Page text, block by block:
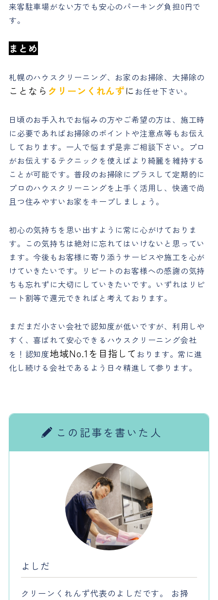
来客駐車場がない方でも安心のパーキング負担0円で
す。
まとめ
札幌のハウスクリーニング、お家のお掃除、大掃除の
ことなら クリーンくれんずに お任せ下さい。
日頃のお手入れでお悩みの方やご希望の方は、施工時
に必要であればお掃除のポイントや注意点等もお伝え
しております。一人で悩まず是非ご相談下さい。プロ
がお伝えするテクニックを使えばより綺麗を維持する
ことが可能です。普段のお掃除にプラスして定期的に
プロのハウスクリーニングを上手く活用し、快適で尚
且つ住みやすいお家をキープしましょう。
初心の気持ちを思い出すように常に心がけておりま
す。この気持ちは絶対に忘れてはいけないと思ってい
ます。今後もお客様に寄り添うサービスや施工を心が
けていきたいです。リピートのお客様への感謝の気持
ちも忘れずに大切にしていきたいです。いずれはリピ
ート割等で還元できればと考えております。
まだまだ小さい会社で認知度が低いですが、利用しや
すく、喜ばれて安心できるハウスクリーニング会社
を！認知度地域No.1を目指して おります。常に進
化し続ける会社であるよう日々精進して参ります。
この記事を書いた人
よしだ
クリーンくれんず代表のよしだです。 お掃